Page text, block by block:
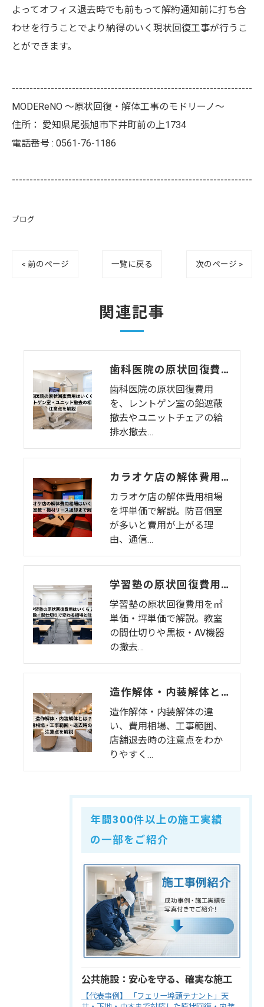
よってオフィス退去時でも前もって解約通知前に打ち合
わせを行うことでより納得のいく現状回復工事が行うこ
とができます。
--------------------------------------------------------------------
MODEReNO ～原状回復・解体工事のモドリーノ～
住所： 愛知県尾張旭市下井町前の上1734
電話番号 : 0561-76-1186
--------------------------------------------------------------------
ブログ
< 前のページ 一覧に戻る 次のページ >
関連記事
歯科医院の原状回復費用はいくら？レントゲン室・ユニット撤去の相場と注意点を解説
歯科医院の原状回復費用
を、レントゲン室の鉛遮蔽
撤去やユニットチェアの給
排水撤去…
カラオケ店の解体費用相場はいくら？個室数・機材リース返却まで解説
カラオケ店の解体費用相場
を坪単価で解説。防音個室
が多いと費用が上がる理
由、通信…
学習塾の原状回復費用はいくら？教室数・間仕切りで変わる相場と注意点
学習塾の原状回復費用を㎡
単価・坪単価で解説。教室
の間仕切りや黒板・AV機器
の撤去…
造作解体・内装解体とは？費用相場・工事範囲・退去時の注意点を解説
造作解体・内装解体の違
い、費用相場、工事範囲、
店舗退去時の注意点をわか
りやすく…
年間300件以上の施工実績
の一部をご紹介
公共施設：安心を守る、確実な施工
【代表事例】 「フェリー埠頭テナント」天